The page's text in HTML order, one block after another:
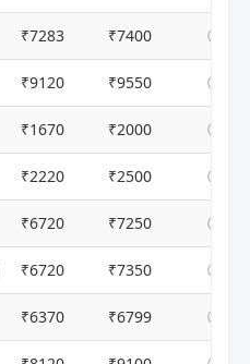
₹7283 ₹7400 ⓘ
₹9120 ₹9550 ⓘ
₹1670 ₹2000 ⓘ
₹2220 ₹2500 ⓘ
₹6720 ₹7250 ⓘ
₹6720 ₹7350 ⓘ
₹6370 ₹6799 ⓘ